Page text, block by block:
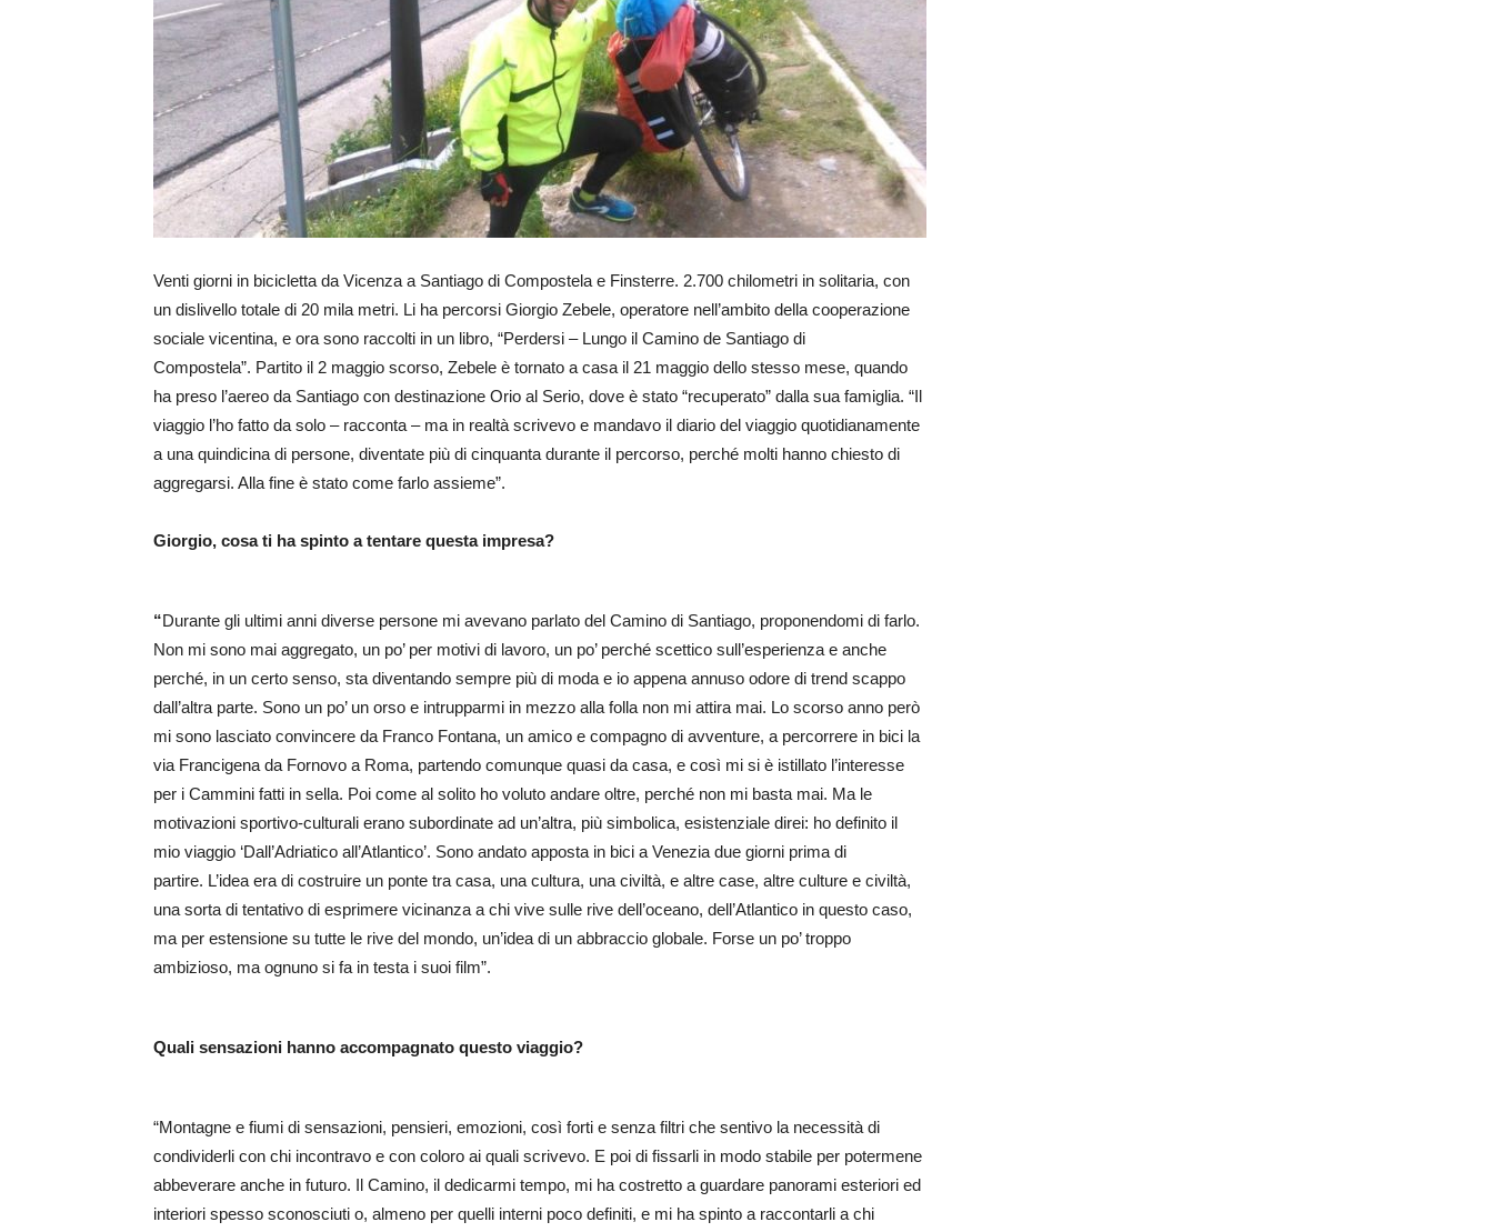
Venti giorni in bicicletta da Vicenza a Santiago di Compostela e Finsterre. 2.700 chilometri in solitaria, con
un dislivello totale di 20 mila metri. Li ha percorsi Giorgio Zebele, operatore nell’ambito della cooperazione
sociale vicentina, e ora sono raccolti in un libro, “Perdersi – Lungo il Camino de Santiago di
Compostela”. Partito il 2 maggio scorso, Zebele è tornato a casa il 21 maggio dello stesso mese, quando
ha preso l’aereo da Santiago con destinazione Orio al Serio, dove è stato “recuperato” dalla sua famiglia. “Il
viaggio l’ho fatto da solo – racconta – ma in realtà scrivevo e mandavo il diario del viaggio quotidianamente
a una quindicina di persone, diventate più di cinquanta durante il percorso, perché molti hanno chiesto di
aggregarsi. Alla fine è stato come farlo assieme”.
Giorgio, cosa ti ha spinto a tentare questa impresa?
“Durante gli ultimi anni diverse persone mi avevano parlato del Camino di Santiago, proponendomi di farlo.
Non mi sono mai aggregato, un po’ per motivi di lavoro, un po’ perché scettico sull’esperienza e anche
perché, in un certo senso, sta diventando sempre più di moda e io appena annuso odore di trend scappo
dall’altra parte. Sono un po’ un orso e intrupparmi in mezzo alla folla non mi attira mai. Lo scorso anno però
mi sono lasciato convincere da Franco Fontana, un amico e compagno di avventure, a percorrere in bici la
via Francigena da Fornovo a Roma, partendo comunque quasi da casa, e così mi si è istillato l’interesse
per i Cammini fatti in sella. Poi come al solito ho voluto andare oltre, perché non mi basta mai. Ma le
motivazioni sportivo-culturali erano subordinate ad un’altra, più simbolica, esistenziale direi: ho definito il
mio viaggio ‘Dall’Adriatico all’Atlantico’. Sono andato apposta in bici a Venezia due giorni prima di
partire. L’idea era di costruire un ponte tra casa, una cultura, una civiltà, e altre case, altre culture e civiltà,
una sorta di tentativo di esprimere vicinanza a chi vive sulle rive dell’oceano, dell’Atlantico in questo caso,
ma per estensione su tutte le rive del mondo, un’idea di un abbraccio globale. Forse un po’ troppo
ambizioso, ma ognuno si fa in testa i suoi film”.
Quali sensazioni hanno accompagnato questo viaggio?
“Montagne e fiumi di sensazioni, pensieri, emozioni, così forti e senza filtri che sentivo la necessità di
condividerli con chi incontravo e con coloro ai quali scrivevo. E poi di fissarli in modo stabile per potermene
abbeverare anche in futuro. Il Camino, il dedicarmi tempo, mi ha costretto a guardare panorami esteriori ed
interiori spesso sconosciuti o, almeno per quelli interni poco definiti, e mi ha spinto a raccontarli a chi